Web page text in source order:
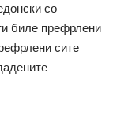
со
биле префрлени
сите